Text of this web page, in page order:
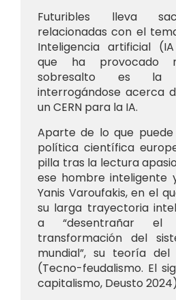
Futuribles lleva
relacionadas con el
Inteligencia artificial
que ha provocado
sobresalto es la
interrogándose acerca
un CERN para la IA.
Aparte de lo que
política científica
pilla tras la lectura
ese hombre inteligente
Yanis Varoufakis, en el
su larga trayectoria
a “desentrañar
transformación del
mundial”, su teoría del
(Tecno-feudalismo. El
capitalismo, Deusto